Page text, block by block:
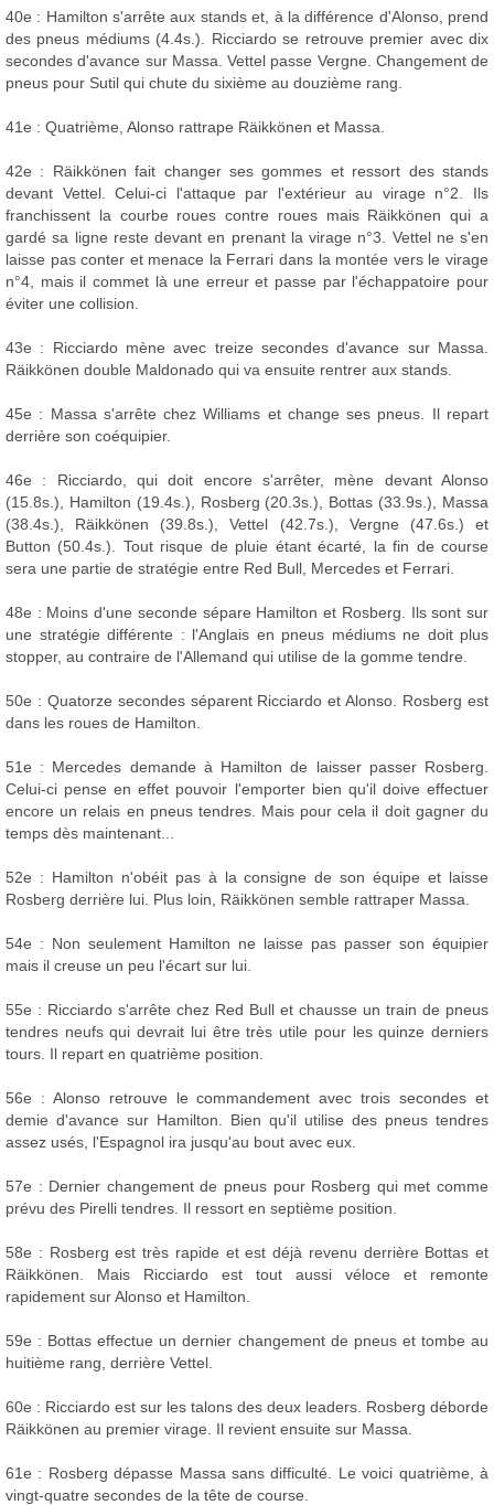
40e : Hamilton s'arrête aux stands et, à la différence d'Alonso, prend
des pneus médiums (4.4s.). Ricciardo se retrouve premier avec dix
secondes d'avance sur Massa. Vettel passe Vergne. Changement de
pneus pour Sutil qui chute du sixième au douzième rang.
41e : Quatrième, Alonso rattrape Räikkönen et Massa.
42e : Räikkönen fait changer ses gommes et ressort des stands
devant Vettel. Celui-ci l'attaque par l'extérieur au virage n°2. Ils
franchissent la courbe roues contre roues mais Räikkönen qui a
gardé sa ligne reste devant en prenant la virage n°3. Vettel ne s'en
laisse pas conter et menace la Ferrari dans la montée vers le virage
n°4, mais il commet là une erreur et passe par l'échappatoire pour
éviter une collision.
43e : Ricciardo mène avec treize secondes d'avance sur Massa.
Räikkönen double Maldonado qui va ensuite rentrer aux stands.
45e : Massa s'arrête chez Williams et change ses pneus. Il repart
derrière son coéquipier.
46e : Ricciardo, qui doit encore s'arrêter, mène devant Alonso
(15.8s.), Hamilton (19.4s.), Rosberg (20.3s.), Bottas (33.9s.), Massa
(38.4s.), Räikkönen (39.8s.), Vettel (42.7s.), Vergne (47.6s.) et
Button (50.4s.). Tout risque de pluie étant écarté, la fin de course
sera une partie de stratégie entre Red Bull, Mercedes et Ferrari.
48e : Moins d'une seconde sépare Hamilton et Rosberg. Ils sont sur
une stratégie différente : l'Anglais en pneus médiums ne doit plus
stopper, au contraire de l'Allemand qui utilise de la gomme tendre.
50e : Quatorze secondes séparent Ricciardo et Alonso. Rosberg est
dans les roues de Hamilton.
51e : Mercedes demande à Hamilton de laisser passer Rosberg.
Celui-ci pense en effet pouvoir l'emporter bien qu'il doive effectuer
encore un relais en pneus tendres. Mais pour cela il doit gagner du
temps dès maintenant...
52e : Hamilton n'obéit pas à la consigne de son équipe et laisse
Rosberg derrière lui. Plus loin, Räikkönen semble rattraper Massa.
54e : Non seulement Hamilton ne laisse pas passer son équipier
mais il creuse un peu l'écart sur lui.
55e : Ricciardo s'arrête chez Red Bull et chausse un train de pneus
tendres neufs qui devrait lui être très utile pour les quinze derniers
tours. Il repart en quatrième position.
56e : Alonso retrouve le commandement avec trois secondes et
demie d'avance sur Hamilton. Bien qu'il utilise des pneus tendres
assez usés, l'Espagnol ira jusqu'au bout avec eux.
57e : Dernier changement de pneus pour Rosberg qui met comme
prévu des Pirelli tendres. Il ressort en septième position.
58e : Rosberg est très rapide et est déjà revenu derrière Bottas et
Räikkönen. Mais Ricciardo est tout aussi véloce et remonte
rapidement sur Alonso et Hamilton.
59e : Bottas effectue un dernier changement de pneus et tombe au
huitième rang, derrière Vettel.
60e : Ricciardo est sur les talons des deux leaders. Rosberg déborde
Räikkönen au premier virage. Il revient ensuite sur Massa.
61e : Rosberg dépasse Massa sans difficulté. Le voici quatrième, à
vingt-quatre secondes de la tête de course.